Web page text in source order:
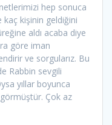
hep sonuca
kişinin geldiğini
aldı acaba diye
göre iman
ve sorgularız. Bu
Rabbin sevgili
yıllar boyunca
Çok az